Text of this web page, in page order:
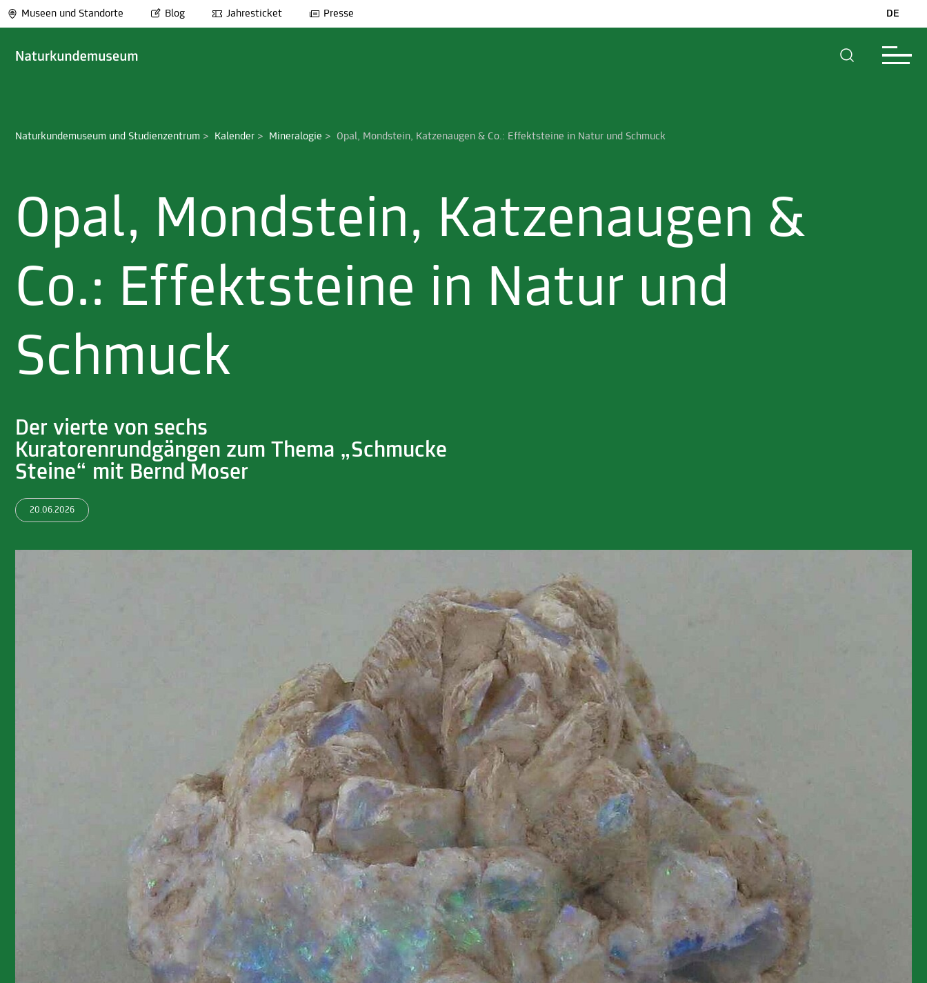
Museen und Standorte Blog Jahresticket Presse DE
Naturkundemuseum und Studienzentrum > Kalender > Mineralogie > Opal, Mondstein, Katzenaugen & Co.: Effektsteine in Natur und Schmuck
Opal, Mondstein, Katzenaugen &
Co.: Effektsteine in Natur und
Schmuck
Der vierte von sechs
Kuratorenrundgängen zum Thema „Schmucke
Steine“ mit Bernd Moser
20.06.2026